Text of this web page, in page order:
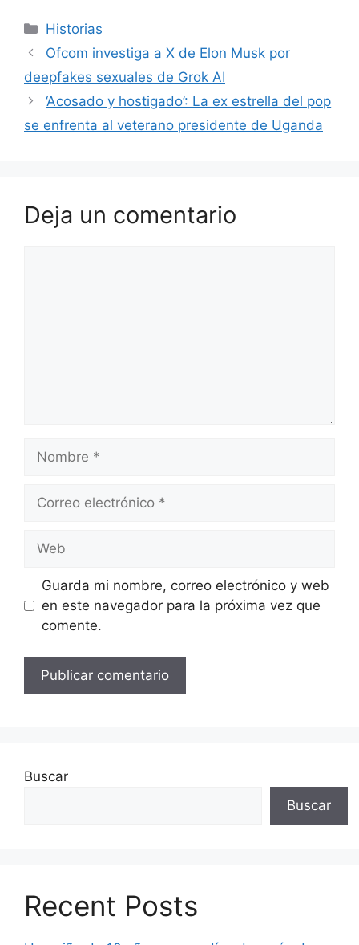
Categorías
Historias
Ofcom investiga a X de Elon Musk por
deepfakes sexuales de Grok AI
‘Acosado y hostigado’: La ex estrella del pop
se enfrenta al veterano presidente de Uganda
Deja un comentario
Nombre
Correo
Web
Guarda mi nombre, correo electrónico y web
en este navegador para la próxima vez que
comente.
Buscar
Buscar
Recent Posts